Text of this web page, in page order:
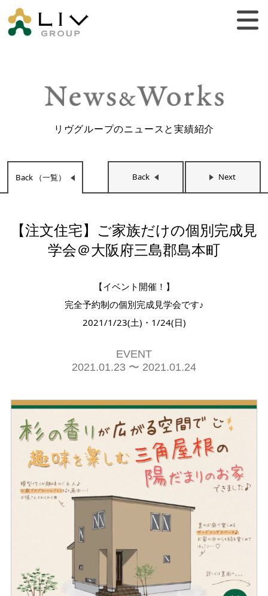
リヴグループのニュースと実績紹介
Back （一覧） Back Next
【注文住宅】ご家族だけの個別完成見
学会＠大阪府三島郡島本町
【イベント開催！】
完全予約制の個別完成見学会です♪
2021/1/23(土)・1/24(日)
EVENT
2021.01.23 〜 2021.01.24